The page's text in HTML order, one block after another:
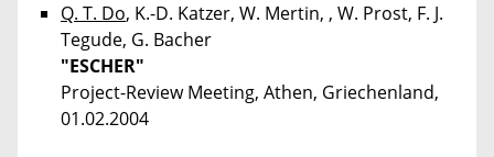
Q. T. Do, K.-D. Katzer, W. Mertin, , W. Prost, F. J.
Tegude, G. Bacher
"ESCHER"
Project-Review Meeting, Athen, Griechenland,
01.02.2004